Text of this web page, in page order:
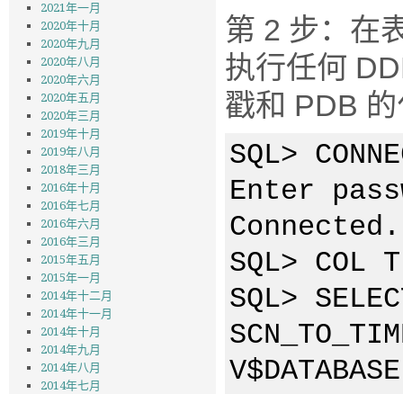
第 2 步：在
执行任何
戳和 PDB
SQL>
Enter
Connected.
SQL> COL
SQL>
2021年一月
2020年十月
2020年九月
2020年八月
2020年六月
2020年五月
2020年三月
2019年十月
2019年八月
2018年三月
2016年十月
2016年七月
2016年六月
2016年三月
2015年五月
2015年一月
2014年十二月
2014年十一月
2014年十月
2014年九月
2014年八月
2014年七月